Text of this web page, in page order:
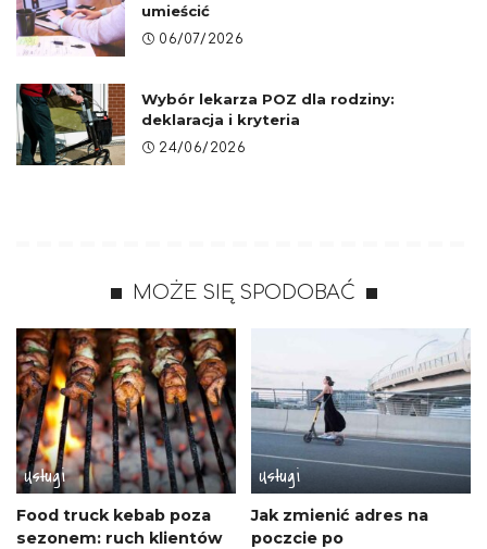
umieścić
06/07/2026
Wybór lekarza POZ dla rodziny:
deklaracja i kryteria
24/06/2026
MOŻE SIĘ SPODOBAĆ
Usługi
Food truck kebab poza
sezonem: ruch klientów
Usługi
Jak zmienić adres na
poczcie po